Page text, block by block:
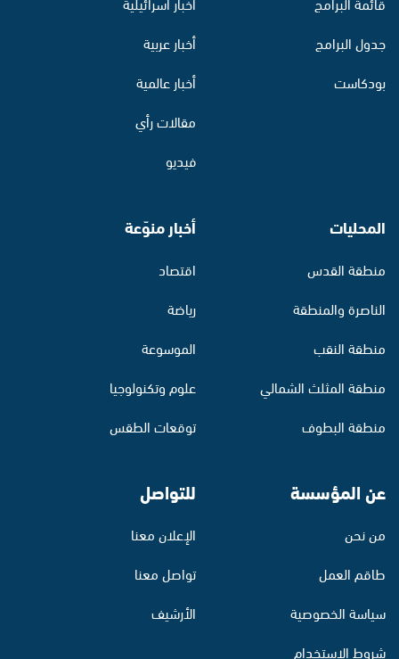
جدول البرامج
بودكاست
أخبار عربية
أخبار عالمية
مقالات رأي
فيديو
المحليات
منطقة القدس
الناصرة والمنطقة
منطقة النقب
منطقة المثلث الشمالي
منطقة البطوف
أخبار منوّعة
اقتصاد
رياضة
الموسوعة
علوم وتكنولوجيا
توقعات الطقس
عن المؤسسة
من نحن
طاقم العمل
سياسة الخصوصية
شروط الاستخدام
للتواصل
الإعلان معنا
تواصل معنا
الأرشيف